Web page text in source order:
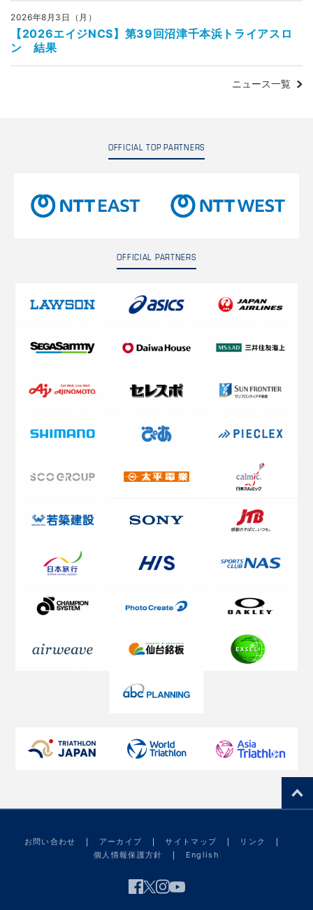
2026年8月3日（月）
【2026エイジNCS】第39回沼津千本浜トライアスロ
ン 結果
ニュース一覧
OFFICIAL TOP PARTNERS
OFFICIAL PARTNERS
お問い合わせ アーカイブ サイトマップ
リンク
個人情報保護方針
English